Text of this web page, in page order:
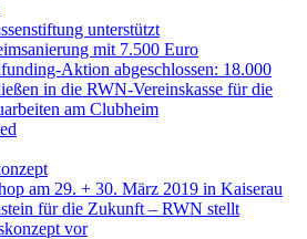
unterstützt
mit 7.500 Euro
Aktion abgeschlossen: 18.000
in die RWN-Vereinskasse für die
am Clubheim
am 29. + 30. März 2019 in Kaiserau
für die Zukunft – RWN stellt
vor